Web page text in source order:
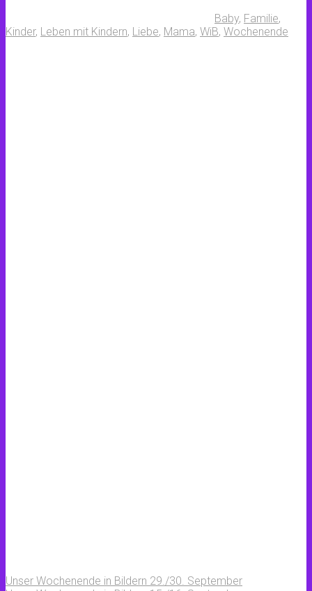
Baby, Familie,
Kinder, Leben mit Kindern, Liebe, Mama, WiB, Wochenende
Unser Wochenende in Bildern 29./30. September